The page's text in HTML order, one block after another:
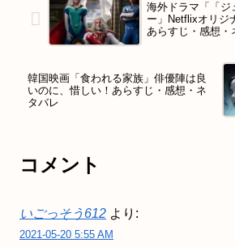
海外ドラマ「「ジ
ー」Netflixオリジ
あらすじ・感想・
韓国映画「食われる家族」俳優陣は良
いのに、惜しい！あらすじ・感想・ネ
タバレ
コメント
いごっそう612 より:
2021-05-20 5:55 AM